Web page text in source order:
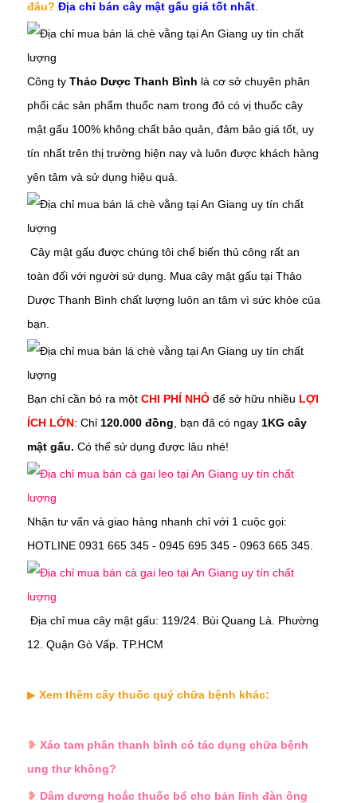
đâu? Địa chỉ bán cây mật gấu giá tốt nhất
Công ty Thảo Dược Thanh Bình là cơ sở chuyên phân
phối các sản phẩm thuốc nam trong đó có vị thuốc cây
mật gấu 100% không chất bảo quản, đảm bảo giá tốt, uy
tín nhất trên thị trường hiện nay và luôn được khách hàng
yên tâm và sử dụng hiệu quả.
Cây mật gấu được chúng tôi chế biến thủ công rất an
toàn đối với người sử dụng. Mua cây mật gấu tại Thảo
Dược Thanh Bình chất lượng luôn an tâm vì sức khỏe của
bạn.
Bạn chỉ cần bỏ ra một CHI PHÍ NHỎ để sở hữu nhiều LỢI
ÍCH LỚN: Chỉ 120.000 đồng , bạn đã có ngay 1KG cây
mật gấu. Có thể sử dụng được lâu nhé!
Nhận tư vấn và giao hàng nhanh chỉ với 1 cuộc gọi:
HOTLINE 0931 665 345 - 0945 695 345 - 0963 665 345.
Địa chỉ mua cây mật gấu: 119/24. Bùi Quang Là. Phường
12. Quận Gò Vấp. TP.HCM
▶ Xem thêm cây thuốc quý chữa bệnh khác:
❥ Xáo tam phân thanh bình có tác dụng chữa bệnh
ung thư không?
❥ Dâm dương hoắc thuốc bổ cho bản lĩnh đàn ông